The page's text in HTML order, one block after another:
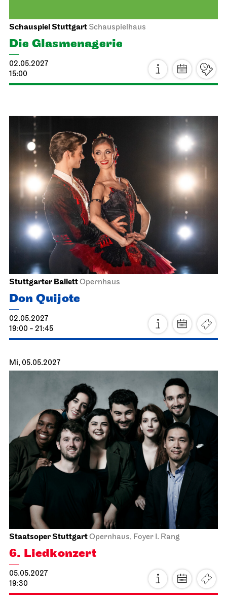
Staatsoper Stuttgart
Opernhaus
Zum letzten Mal in dieser Spielzeit
Beethoven NEUN
Ode an das Leise
18.07.2027
19:00
von Ludwig van Beethoven
Die drei ??? und das
Spiegelkabinett
14.04.2027
11:00
Staatsorchester StuttgartLiederhalle, Mozartsaal
4. Kammer­konzert
14.04.2027
Do, 15.04.2027